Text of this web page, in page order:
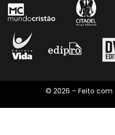
© 2026 – Feito com